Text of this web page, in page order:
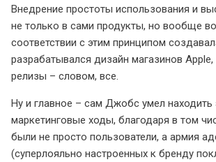
Внедрение простоты использования и
не только в сами продукты, но вообще
соответствии с этим принципом
разрабатывался дизайн магазинов
релизы – словом, все.
Ну и главное – сам Джобс умел находить
маркетинговые ходы, благодаря в том
были не просто пользователи, а армия
(суперлояльно настроенных к бренду